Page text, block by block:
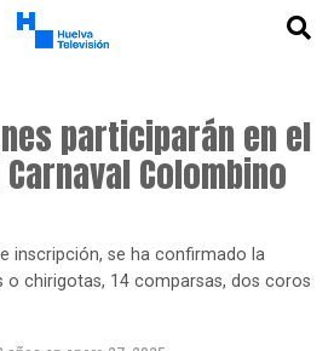
participarán en el
Colombino
inscripción, se ha confirmado la
o chirigotas, 14 comparsas, dos coros